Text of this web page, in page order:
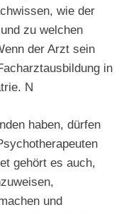
wie der
zu welchen
der Arzt sein
in
N
haben, dürfen
gehört es auch,
und